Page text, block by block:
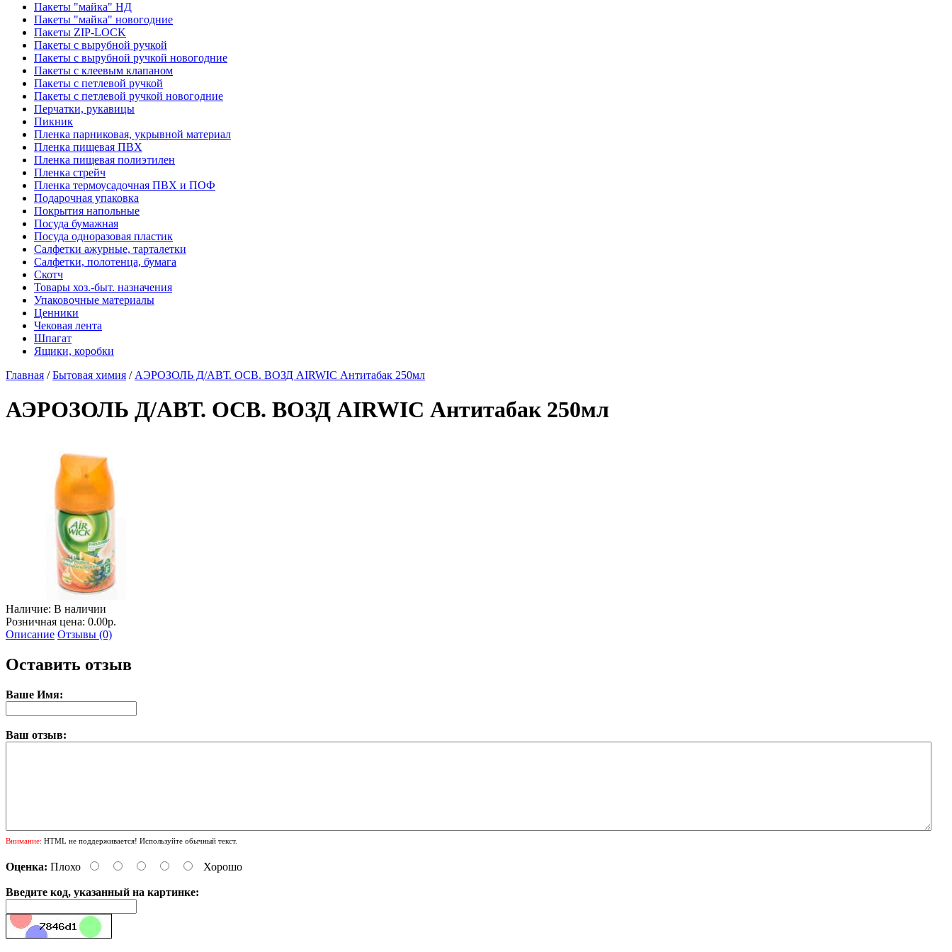
Пакеты "майка" НД
Пакеты "майка" новогодние
Пакеты ZIP-LOCK
Пакеты с вырубной ручкой
Пакеты с вырубной ручкой новогодние
Пакеты с клеевым клапаном
Пакеты с петлевой ручкой
Пакеты с петлевой ручкой новогодние
Перчатки, рукавицы
Пикник
Пленка парниковая, укрывной материал
Пленка пищевая ПВХ
Пленка пищевая полиэтилен
Пленка стрейч
Пленка термоусадочная ПВХ и ПОФ
Подарочная упаковка
Покрытия напольные
Посуда бумажная
Посуда одноразовая пластик
Салфетки ажурные, тарталетки
Салфетки, полотенца, бумага
Скотч
Товары хоз.-быт. назначения
Упаковочные материалы
Ценники
Чековая лента
Шпагат
Ящики, коробки
Главная /Бытовая химия / АЭРОЗОЛЬ Д/АВТ. ОСВ. ВОЗД AIRWIC Антитабак 250мл
АЭРОЗОЛЬ Д/АВТ. ОСВ. ВОЗД AIRWIC Антитабак 250мл
Наличие: В наличии
Розничная цена: 0.00р.
Описание Отзывы (0)
Оставить отзыв
Ваше Имя:
Ваш отзыв:
Внимание: HTML не поддерживается! Используйте обычный текст.
Оценка: Плохо Хорошо
Введите код, указанный на картинке: